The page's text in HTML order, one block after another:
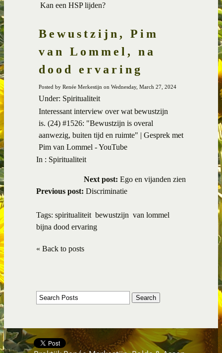
Kan een HSP lijden?
Bewustzijn, Pim
van Lommel, na
dood ervaring
Posted by Renée Merkestijn on Wednesday, March 27, 2024
Under: Spiritualiteit
Interessant interview over wat bewustzijn
is. (24) #1526: "Bewustzijn is overal
aanwezig, buiten tijd en ruimte" | Gesprek met
Pim van Lommel - YouTube
In : Spiritualiteit
Next post: Ego en vijanden zien
Previous post: Discriminatie
Tags: spiritualiteit bewustzijn van lommel
bijna dood ervaring
« Back to posts